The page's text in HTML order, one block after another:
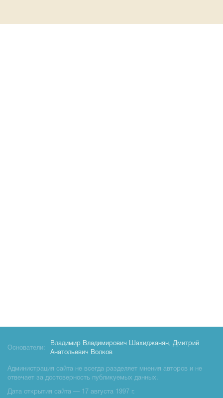
Основатели:
Владимир Владимирович Шахиджанян, Дмитрий
Анатольевич Волков
Администрация сайта не всегда разделяет мнения авторов и не
отвечает за достоверность публикуемых данных.
Дата открытия сайта — 17 августа 1997 г.